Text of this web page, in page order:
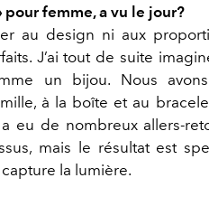
pour femme, a vu le jour?
au design ni aux
J’ai tout de suite
un bijou. Nous
à la boîte et au
eu de nombreux allers-
mais le résultat est
la lumière.